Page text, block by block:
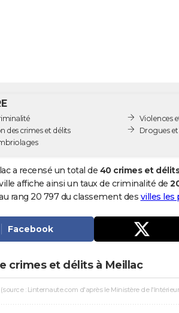
des crimes et délits
Violences
Drogues
a recensé un total de 40 crimes et délits
affiche ainsi un taux de criminalité de
rang 20 797 du classement des villes les
Facebook
crimes et délits à Meillac
: Linternaute.com d'après le Ministère de